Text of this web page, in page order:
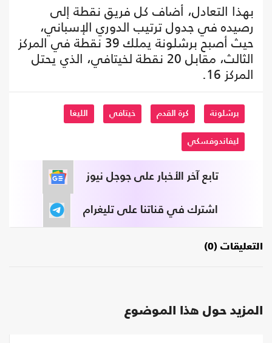
بهذا التعادل، أضاف كل فريق نقطة إلى
رصيده في جدول ترتيب الدوري الإسباني،
حيث أصبح برشلونة يملك 39 نقطة في المركز
الثالث، مقابل 20 نقطة لخيتافي، الذي يحتل
المركز 16.
برشلونة كرة القدم خيتافي الليغا
ليفاندوفسكي
تابع آخر الأخبار على جوجل نيوز
اشترك في قناتنا على تليغرام
التعليقات (0)
المزيد حول هذا الموضوع